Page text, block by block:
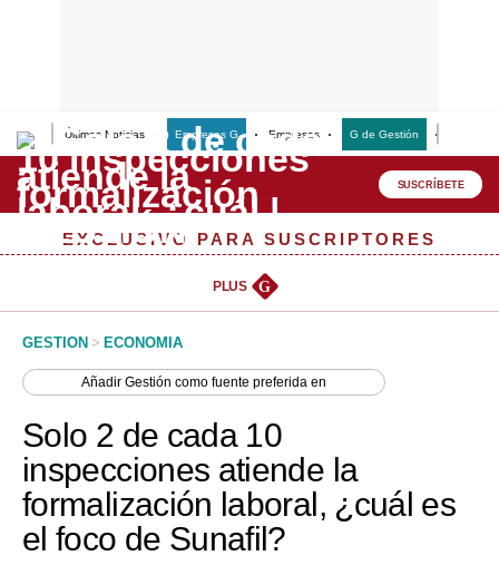
Últimas Noticias Empresas G Empresas G de Gestión
Lo último
Peru Quiosco
Management & Empleo
Perú
Política
Tu Dinero
SUSCRÍBETE
EXCLUSIVO PARA SUSCRIPTORES
PLUS G
GESTION > ECONOMIA
AñadirGestión como fuente preferida en
Solo 2 de cada 10
inspecciones atiende la
formalización laboral, ¿cuál es
el foco de Sunafil?